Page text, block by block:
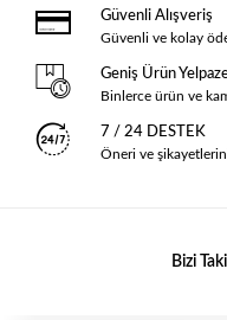
Güvenli Alışveriş
Güvenli ve kolay
Geniş Ürün
Binlerce ürün ve
7 / 24 DESTEK
Öneri ve
Bizi